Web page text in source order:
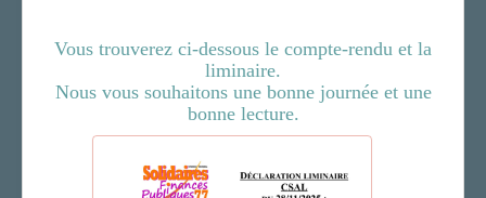
Vous trouverez ci-dessous le compte-rendu et la
liminaire.
Nous vous souhaitons une bonne journée et une
bonne lecture.